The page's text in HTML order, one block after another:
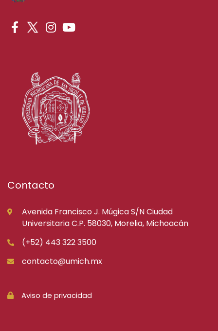
Contacto
Avenida Francisco J. Múgica S/N Ciudad
Universitaria C.P. 58030, Morelia, Michoacán
(+52) 443 322 3500
contacto@umich.mx
Aviso de privacidad